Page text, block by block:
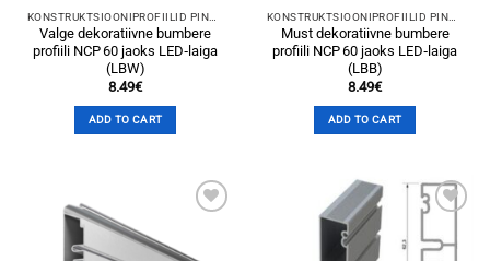
Valge dekoratiivne bumbere
profiili NCP 60 jaoks LED‑laiga
(LBW)
8.49€
ADD TO CART
Must dekoratiivne bumbere
profiili NCP 60 jaoks LED‑laiga
(LBB)
8.49€
ADD TO CART
wishlist
Add to
wishlist